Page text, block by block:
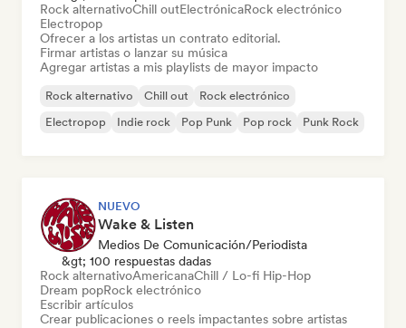
Rock alternativoChill outElectrónicaRock electrónico
Electropop
Ofrecer a los artistas un contrato editorial.
Firmar artistas o lanzar su música
Agregar artistas a mis playlists de mayor impacto
Rock alternativo Chill out
Rock electrónico
Electropop
Indie rock Pop Punk Pop rock Punk Rock
NUEVO
Wake & Listen
Medios De Comunicación/Periodista
&gt; 100 respuestas dadas
Rock alternativoAmericanaChill / Lo-fi Hip-Hop
Dream popRock electrónico
Escribir artículos
Crear publicaciones o reels impactantes sobre artistas